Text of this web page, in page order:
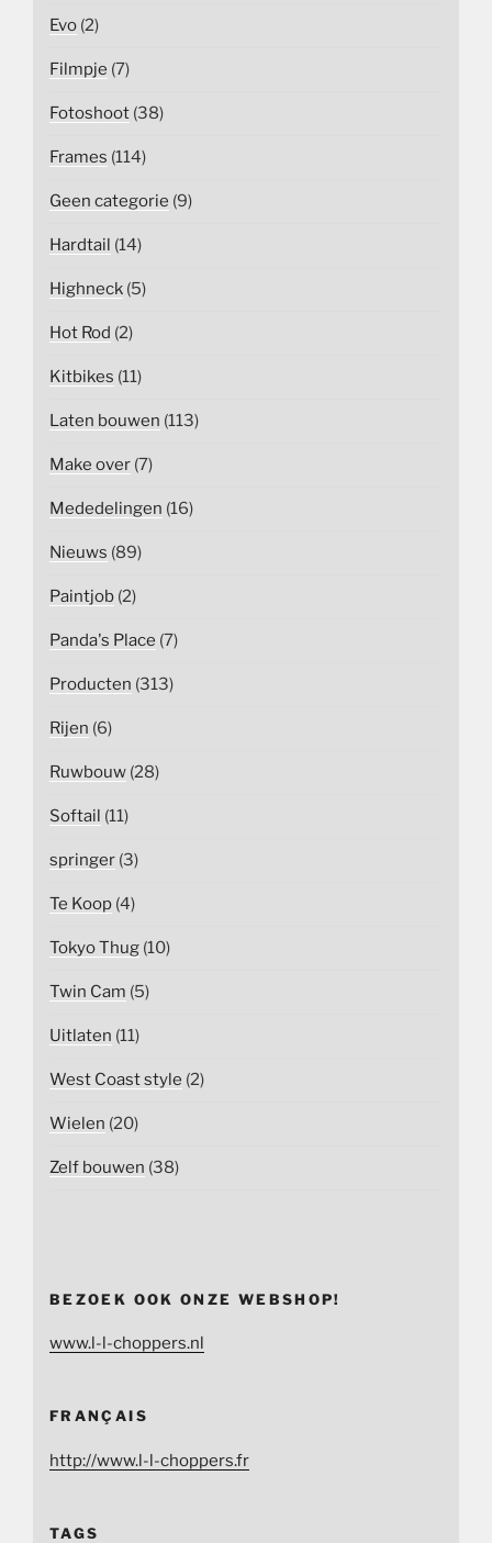
Evo (2)
Filmpje (7)
Fotoshoot (38)
Frames (114)
Geen categorie (9)
Hardtail (14)
Highneck (5)
Hot Rod (2)
Kitbikes (11)
Laten bouwen (113)
Make over (7)
Mededelingen (16)
Nieuws (89)
Paintjob (2)
Panda's Place (7)
Producten (313)
Rijen (6)
Ruwbouw (28)
Softail (11)
springer (3)
Te Koop (4)
Tokyo Thug (10)
Twin Cam (5)
Uitlaten (11)
West Coast style (2)
Wielen (20)
Zelf bouwen (38)
BEZOEK OOK ONZE WEBSHOP!
www.l-l-choppers.nl
FRANÇAIS
http://www.l-l-choppers.fr
TAGS